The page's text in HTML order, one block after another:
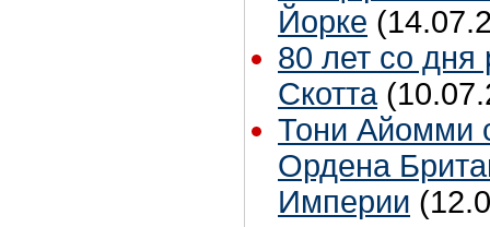
Йорке
80 лет со
Скотта
Тони Айомми
Ордена
Империи